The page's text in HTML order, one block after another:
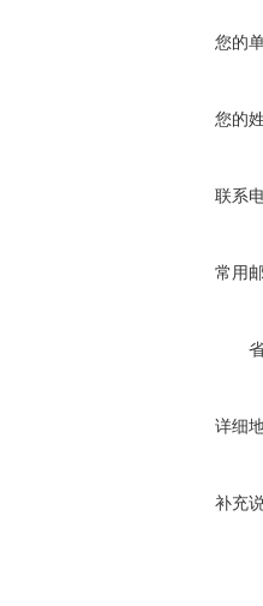
您的
您的
联系
常用
详细
补充